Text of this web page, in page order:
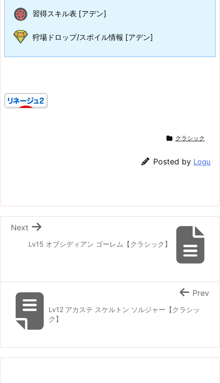
習得スキル表 [アデン]
狩場ドロップ/スポイル情報 [アデン]
クラシック
Posted by Logu
Lv15 オブシディアン ゴーレム【クラシック】
Next
Lv12 アカステ スケルトン ソルジャー【クラシッ
ク】
Prev